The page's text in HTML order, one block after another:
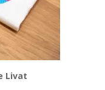
Livat